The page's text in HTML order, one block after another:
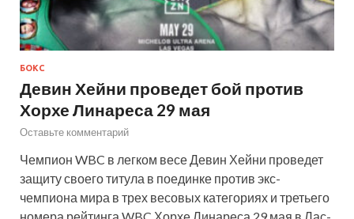
БОКС
Девин Хейни проведет бой против
Хорхе Линареса 29 мая
Оставьте комментарий
Чемпион WBC в легком весе Девин Хейни проведет
защиту своего титула в поединке против экс-
чемпиона мира в трех весовых категориях и третьего
номера рейтинга WBC Хорхе Линареса 29 мая в Лас-